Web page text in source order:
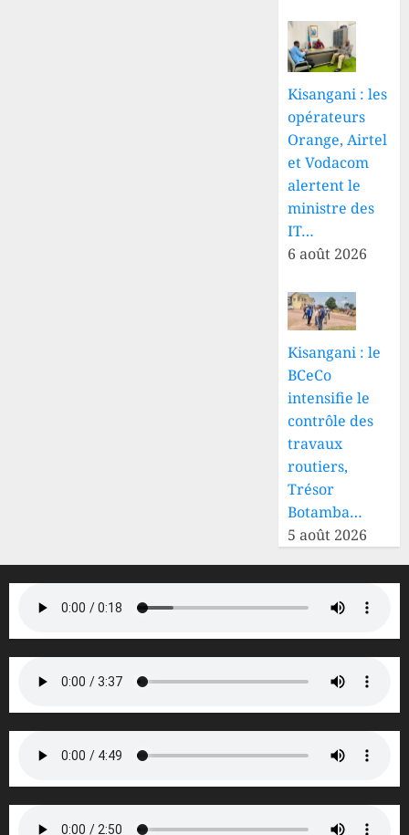
Kisangani : les
opérateurs
Orange, Airtel
et Vodacom
alertent le
ministre des
IT…
6 août 2026
Kisangani : le
BCeCo
intensifie le
contrôle des
travaux
routiers,
Trésor
Botamba…
5 août 2026